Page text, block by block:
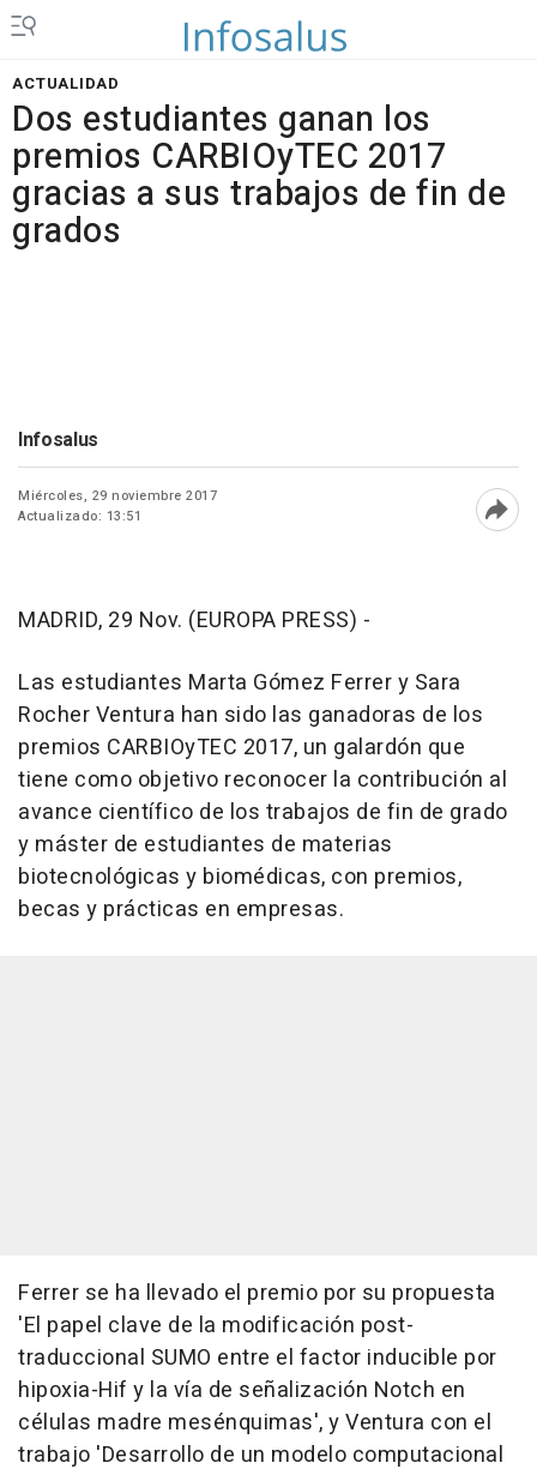
ACTUALIDAD
Dos estudiantes ganan los
premios CARBIOyTEC 2017
gracias a sus trabajos de fin de
grados
Infosalus
Miércoles, 29 noviembre 2017
Actualizado: 13:51
MADRID, 29 Nov. (EUROPA PRESS) -
Las estudiantes Marta Gómez Ferrer y Sara
Rocher Ventura han sido las ganadoras de los
premios CARBIOyTEC 2017, un galardón que
tiene como objetivo reconocer la contribución al
avance científico de los trabajos de fin de grado
y máster de estudiantes de materias
biotecnológicas y biomédicas, con premios,
becas y prácticas en empresas.
Ferrer se ha llevado el premio por su propuesta
'El papel clave de la modificación post-
traduccional SUMO entre el factor inducible por
hipoxia-Hif y la vía de señalización Notch en
células madre mesénquimas', y Ventura con el
trabajo 'Desarrollo de un modelo computacional